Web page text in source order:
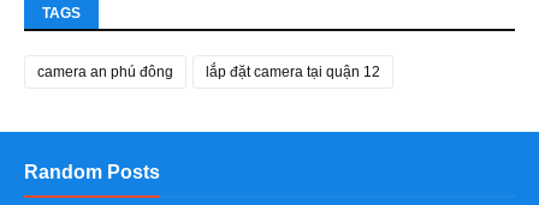
TAGS
camera an phú đông lắp đặt camera tại quận 12
Random Posts